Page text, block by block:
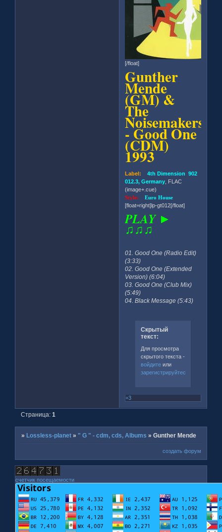
[/float]
Gunther
Mende
(GM) &
The
Noisemakers
- Good One
(CDM)
1993
Label: 4th Dimension 902
012.3, Germany , FLAC
(image+.cue)
Style:Euro House
[float=right]lp-gt012[/float]
PLAY ►
♫♫♫
01. Good One (Radio Edit)
(3:33)
02. Good One (Extended
Version) (6:04)
03. Good One (Club Mix)
(5:49)
04. Black Message (5:43)
Скрытый
текст:
Для просмотра
скрытого текста -
войдитеили
зарегистрируйтесь
+3
Страница:1
»Lossless-planet » " G " - cdm, cds, Albums »Gunther Mende
создать форум
счетчик посещаемости